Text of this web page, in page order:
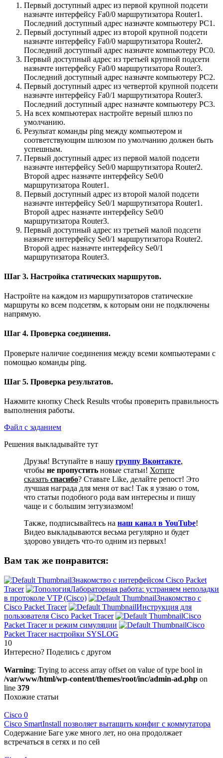
Первый доступный адрес из первой крупной подсети
назначте интерфейсу Fa0/0 маршрутизатора Router1.
Последний доступный адрес назначте компьютеру PC1.
Первый доступный адрес из второй крупной подсети
назначте интерфейсу Fa0/0 маршрутизатора Router2.
Последний доступный адрес назначте компьютеру PC0.
Первый доступный адрес из третьей крупной подсети
назначте интерфейсу Fa0/0 маршрутизатора Router3.
Последний доступный адрес назначте компьютеру PC2.
Первый доступный адрес из четвертой крупной подсети
назначте интерфейсу Fa0/1 маршрутизатора Router3.
Последний доступный адрес назначте компьютеру PC3.
На всех компьютерах настройте верный шлюз по
умолчанию.
Результат команды ping между компьютером и
соответствующим шлюзом по умолчанию должен быть
успешным.
Первый доступный адрес из первой малой подсети
назначте интерфейсу Se0/0 маршрутизатора Router2.
Второй адрес назначте интерфейсу Se0/0
маршрутизатора Router1.
Первый доступный адрес из второй малой подсети
назначте интерфейсу Se0/1 маршрутизатора Router1.
Второй адрес назначте интерфейсу Se0/0
маршрутизатора Router3.
Первый доступный адрес из третьей малой подсети
назначте интерфейсу Se0/1 маршрутизатора Router2.
Второй адрес назначте интерфейсу Se0/1
маршрутизатора Router3.
Шаг 3. Настройка статических маршрутов.
Настройте на каждом из маршрутизаторов статические
маршруты ко всем подсетям, к которым они не подключены
напрямую.
Шаг 4. Проверка соединения.
Проверьте наличие соединения между всеми компьютерами с
помощью команды ping.
Шаг 5. Проверка результатов.
Нажмите кнопку Check Results чтобы проверить правильность
выполнения работы.
Файл с заданием
Решения выкладывайте тут
Друзья! Вступайте в нашу группу Вконтакте,
чтобы не пропустить новые статьи! Хотите
сказать спасибо? Ставьте Like, делайте репост! Это
лучшая награда для меня от вас! Так я узнаю о том,
что статьи подобного рода вам интересны и пишу
чаще и с большим энтузиазмом!
Также, подписывайтесь на наш канал в YouTube!
Видео выкладываются весьма регулярно и будет
здорово увидеть что-то одним из первых!
Вам так же понравится:
Знакомство с интерфейсом Cisco Packet
Tracer
Лабораторная работа: устраняем неполадки
в протоколе VTP (Cisco)
Знакомство с
Cisco Packet Tracer
Инструкция для
пользователя Cisco Packet Tracer
Cisco
Packet Tracer и режим симуляции
Cisco
Packet Tracer настройки SYSLOG
10
Интересно? Поделись с другом
Warning: Trying to access array offset on value of type bool in
/var/www/html/wp-content/themes/root/inc/admin-ad.php on
line 379
Похожие статьи
Cisco 0
Cisco SmartInstall позволяет вытащить конфиг с коммутатора
Содержание Баге уже много лет, но она продолжает
встречаться в сетях и по сей